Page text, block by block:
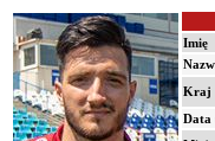
Imię
Kraj
Data